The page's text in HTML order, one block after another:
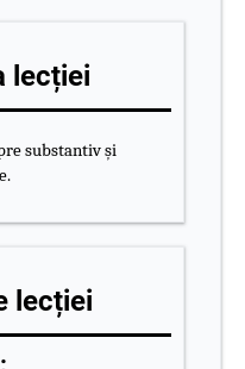
lecției
substantiv și
lecției